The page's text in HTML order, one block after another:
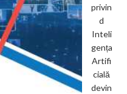
privin
d
Inteli
gența
Artifi
cială
devin